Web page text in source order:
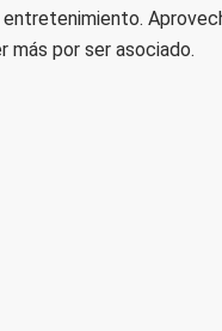
más por ser asociado.